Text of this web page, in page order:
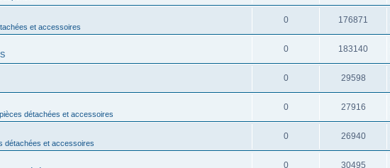
et accessoires
0 176871
0 183140
0 29598
détachées et accessoires
0 27916
détachées et accessoires
0 26940
0 30495